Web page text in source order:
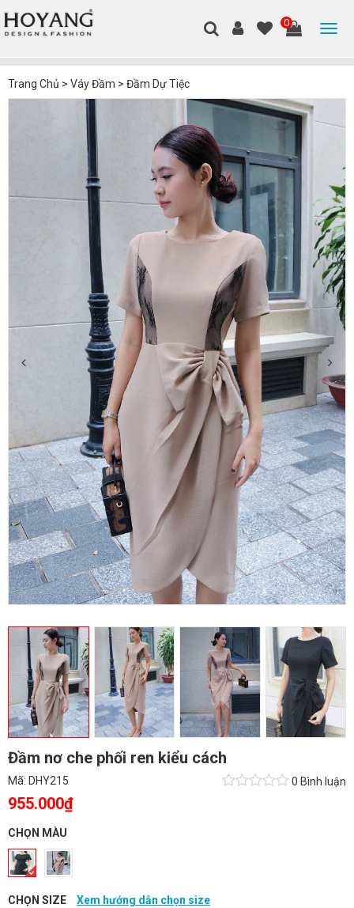
0
Trang Chủ > Váy Đầm > Đầm Dự Tiệc
Đầm nơ che phối ren kiểu cách
Mã: DHY215 0 Bình luận
955.000₫
CHỌN MÀU
CHỌN SIZE Xem hướng dẫn chọn size